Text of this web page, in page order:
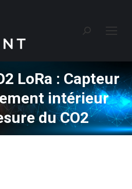
Recherche
LoRa : Capteur
intérieur
du CO2